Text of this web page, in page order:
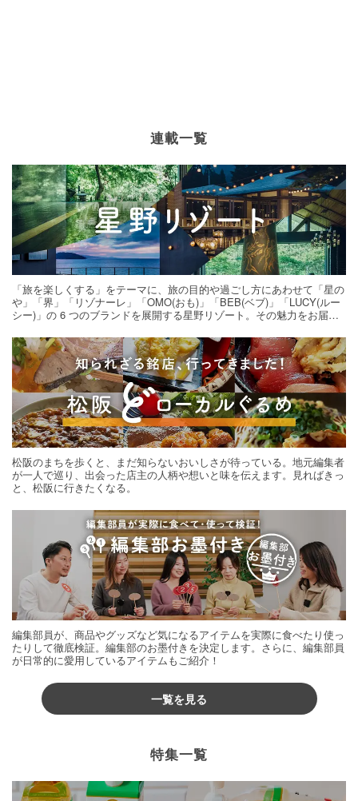
連載一覧
「旅を楽しくする」をテーマに、旅の目的や過ごし方にあわせて「星の
や」「界」「リゾナーレ」「OMO(おも)」「BEB(ベブ)」「LUCY(ルー
シー)」の 6 つのブランドを展開する星野リゾート。その魅力をお届け
松阪のまちを歩くと、まだ知らないおいしさが待っている。地元編集者
が一人で巡り、出会った店主の人柄や想いと味を伝えます。見ればきっ
と、松阪に行きたくなる。
編集部員が、商品やグッズなど気になるアイテムを実際に食べたり使っ
たりして徹底検証。編集部のお墨付きを決定します。さらに、編集部員
が日常的に愛用しているアイテムもご紹介！
一覧を見る
特集一覧